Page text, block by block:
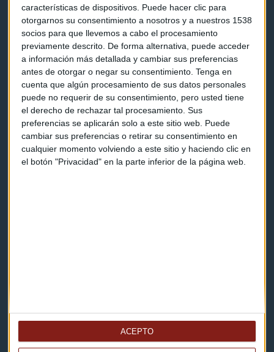
características de dispositivos. Puede hacer clic para
otorgarnos su consentimiento a nosotros y a nuestros 1538
socios para que llevemos a cabo el procesamiento
previamente descrito. De forma alternativa, puede acceder
a información más detallada y cambiar sus preferencias
antes de otorgar o negar su consentimiento. Tenga en
cuenta que algún procesamiento de sus datos personales
puede no requerir de su consentimiento, pero usted tiene
el derecho de rechazar tal procesamiento. Sus
preferencias se aplicarán solo a este sitio web. Puede
cambiar sus preferencias o retirar su consentimiento en
cualquier momento volviendo a este sitio y haciendo clic en
el botón "Privacidad" en la parte inferior de la página web.
ACEPTO
Noticias
Eventos
Consultorios
Programas y podcasts
Contacto & Legal
Contacto